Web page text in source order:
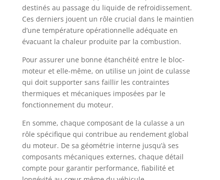
destinés au passage du liquide de refroidissement.
Ces derniers jouent un rôle crucial dans le maintien
d’une température opérationnelle adéquate en
évacuant la chaleur produite par la combustion.
Pour assurer une bonne étanchéité entre le bloc-
moteur et elle-même, on utilise un joint de culasse
qui doit supporter sans faillir les contraintes
thermiques et mécaniques imposées par le
fonctionnement du moteur.
En somme, chaque composant de la culasse a un
rôle spécifique qui contribue au rendement global
du moteur. De sa géométrie interne jusqu’à ses
composants mécaniques externes, chaque détail
compte pour garantir performance, fiabilité et